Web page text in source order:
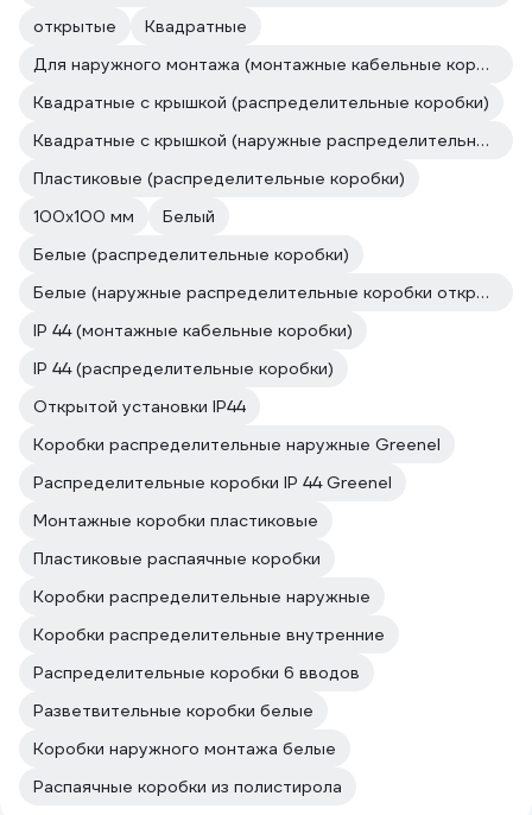
открытые
Квадратные
Для наружного монтажа (монтажные кабельные коробки)
Квадратные с крышкой (распределительные коробки)
Квадратные с крышкой (наружные распределительные коробки открытой установки)
Пластиковые (распределительные коробки)
100х100 мм
Белый
Белые (распределительные коробки)
Белые (наружные распределительные коробки открытой установки)
IP 44 (монтажные кабельные коробки)
IP 44 (распределительные коробки)
Открытой установки IP44
Коробки распределительные наружные Greenel
Распределительные коробки IP 44 Greenel
Монтажные коробки пластиковые
Пластиковые распаячные коробки
Коробки распределительные наружные
Коробки распределительные внутренние
Распределительные коробки 6 вводов
Разветвительные коробки белые
Коробки наружного монтажа белые
Распаячные коробки из полистирола